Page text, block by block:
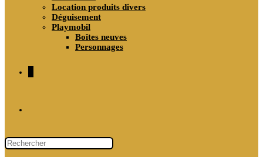
Location produits divers
Déguisement
Playmobil
Boîtes neuves
Personnages
website